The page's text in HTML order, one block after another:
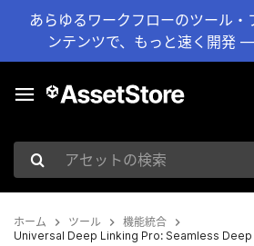
あらゆるワークフローのツール・
ンテンツで、もっと速く開発 —
アセットの検索
ホーム ツール
機能統合